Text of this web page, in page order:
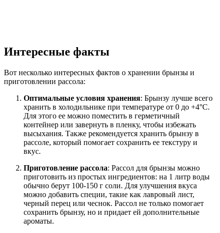
Интересные факты
Вот несколько интересных фактов о хранении брынзы и
приготовлении рассола:
Оптимальные условия хранения: Брынзу лучше всего
хранить в холодильнике при температуре от 0 до +4°C.
Для этого ее можно поместить в герметичный
контейнер или завернуть в пленку, чтобы избежать
высыхания. Также рекомендуется хранить брынзу в
рассоле, который помогает сохранить ее текстуру и
вкус.
Приготовление рассола: Рассол для брынзы можно
приготовить из простых ингредиентов: на 1 литр воды
обычно берут 100-150 г соли. Для улучшения вкуса
можно добавить специи, такие как лавровый лист,
черный перец или чеснок. Рассол не только помогает
сохранить брынзу, но и придает ей дополнительные
ароматы.